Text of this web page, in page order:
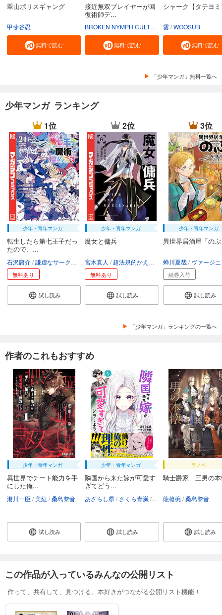
翠山ポリスギャング
甲斐谷忍
無料で読む
接近無双プレイヤーが回
復術師デ...
BROKEN NYMPH CULTURE INK KNIFE
無料で読む
シャーク【タテヨ
雲 WOOSUB
無料で読む
「少年マンガ」無料一覧へ
少年マンガ ランキング
1位
少年・青年マンガ
転生したら第七王子だっ
たので、...
石沢庸介 謙虚なサークル メル。
無料あり
試し読み
2位
少年・青年マンガ
魔女と傭兵
宮木真人 超法規的かえる 叶世べんち
無料あり
試し読み
3位
少年・青年マンガ
異世界居酒屋「の
蝉川夏哉 ヴァージニア二
続巻入荷
試し読み
「少年マンガ」ランキングの一覧へ
作者のこれもおすすめ
少年・青年マンガ
異世界でチート能力を手
にした俺...
港川一臣 美紅 桑島黎音
試し読み
少年・青年マンガ
隣国から来た嫁が可愛す
ぎてどう...
あざらし県 さくら青嵐 桑島黎音
試し読み
ラノベ
騎士爵家 三男の本
龍槍椀 桑島黎音
試し読み
この作品が入っているみんなの公開リスト
作って、共有して、見つける。本好きがつながる公開リスト機能！